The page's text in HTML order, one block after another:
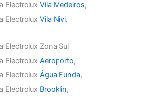
ElectroluxVila Medeiros,
ElectroluxVila Nivi.
Electrolux Zona Sul
ElectroluxAeroporto,
ElectroluxÁgua Funda,
Electrolux Brooklin,